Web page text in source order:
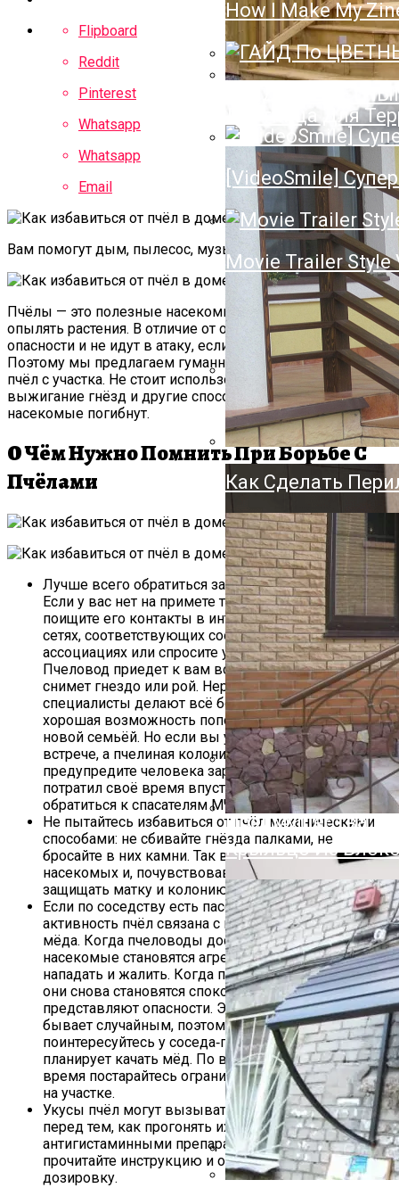
Нюансы Выбора
Держатель Для
Напольный,
Облицовочный
Преимущества И
Лестница Для
Как Сделать
Крыльцо Из
How I Make My
ГАЙД По
[VideoSmile]
Movie Trailer Style
Flipboard
Reddit
Pinterest
Whatsapp
Whatsapp
Email
Вам помогут дым, пылесос, музыка или бездействие.
Пчёлы — это полезные насекомые, которые помогают
опылять растения. В отличие от ос, они не представляют
опасности и не идут в атаку, если их не беспокоить.
Поэтому мы предлагаем гуманные методы по изгнанию
пчёл с участка. Не стоит использовать химикаты,
выжигание гнёзд и другие способы, из‑за которых
насекомые погибнут.
О Чём Нужно Помнить При Борьбе С
Пчёлами
Лучше всего обратиться за помощью к пчеловоду.
Если у вас нет на примете такого специалиста,
поищите его контакты в интернете, социальных
сетях, соответствующих сообществах и
ассоциациях или спросите у знакомых и соседей.
Пчеловод приедет к вам во всеоружии и сам
снимет гнездо или рой. Нередко такие
специалисты делают всё бесплатно, ведь это
хорошая возможность пополнить свою пасеку
новой семьёй. Но если вы уже договорились о
встрече, а пчелиная колония покинула участок,
предупредите человека заранее, чтобы он не
потратил своё время впустую. Ещё один вариант —
обратиться к спасателям МЧС.
Не пытайтесь избавиться от пчёл механическими
способами: не сбивайте гнёзда палками, не
бросайте в них камни. Так вы только разозлите
насекомых и, почувствовав угрозу, они начнут
защищать матку и колонию.
Если по соседству есть пасека, возможно,
активность пчёл связана с процессом добычи
мёда. Когда пчеловоды достают рамки из ульев,
насекомые становятся агрессивными, могут
нападать и жалить. Когда процедура заканчивается,
они снова становятся спокойными и не
представляют опасности. Это мероприятие не
бывает случайным, поэтому заранее
поинтересуйтесь у соседа‑пчеловода, когда он
планирует качать мёд. По возможности в это
время постарайтесь ограничить своё пребывание
на участке.
Укусы пчёл могут вызывать аллергию. Поэтому
перед тем, как прогонять их, запаситесь
антигистаминными препаратами. Заранее
прочитайте инструкцию и определите нужную
дозировку.